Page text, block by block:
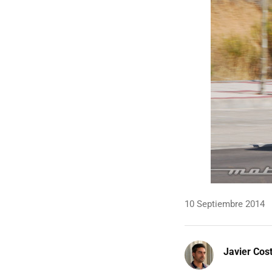
10 Septiembre 2014
Javier